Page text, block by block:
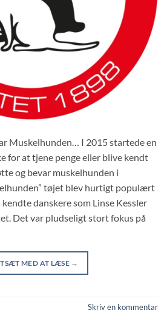
Muskelhunden… I 2015 startede en
for at tjene penge eller blive kendt
og bevar muskelhunden i
tøjet blev hurtigt populært
danskere som Linse Kessler
Det var pludseligt stort fokus på
MED AT LÆSE →
Skriv en kommentar